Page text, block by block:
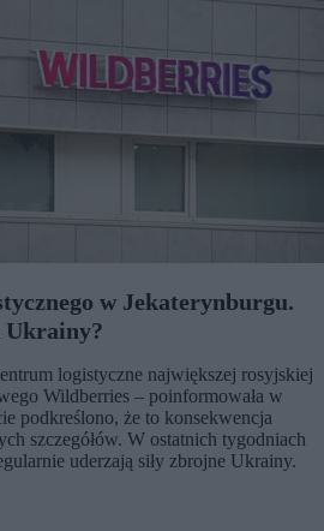
w Jekaterynburgu.
Ukrainy?
logistyczne największej rosyjskiej
Wildberries – poinformowała w
podkreślono, że to konsekwencja
szczegółów. W ostatnich tygodniach
uderzają siły zbrojne Ukrainy.